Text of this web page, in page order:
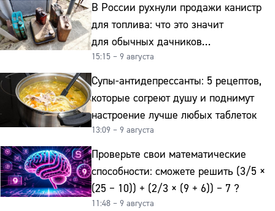
В России рухнули продажи канистр
для топлива: что это значит
для обычных дачников
и автомобилистов
15:15 – 9 августа
Супы-антидепрессанты: 5 рецептов,
которые согреют душу и поднимут
настроение лучше любых таблеток
13:09 – 9 августа
Проверьте свои математические
способности: сможете решить (3/5 ×
(25 − 10)) + (2/3 × (9 + 6)) − 7 ?
11:48 – 9 августа